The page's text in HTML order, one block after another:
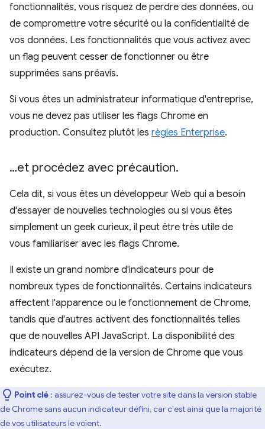
fonctionnalités, vous risquez de perdre des données, ou
de compromettre votre sécurité ou la confidentialité de
vos données. Les fonctionnalités que vous activez avec
un flag peuvent cesser de fonctionner ou être
supprimées sans préavis.
Si vous êtes un administrateur informatique d'entreprise,
vous ne devez pas utiliser les flags Chrome en
production. Consultez plutôt les règles Enterprise.
…et procédez avec précaution.
Cela dit, si vous êtes un développeur Web qui a besoin
d'essayer de nouvelles technologies ou si vous êtes
simplement un geek curieux, il peut être très utile de
vous familiariser avec les flags Chrome.
Il existe un grand nombre d'indicateurs pour de
nombreux types de fonctionnalités. Certains indicateurs
affectent l'apparence ou le fonctionnement de Chrome,
tandis que d'autres activent des fonctionnalités telles
que de nouvelles API JavaScript. La disponibilité des
indicateurs dépend de la version de Chrome que vous
exécutez.
Point clé : assurez-vous de tester votre site dans la version stable
de Chrome sans aucun indicateur défini, car c'est ainsi que la majorité
de vos utilisateurs le voient.